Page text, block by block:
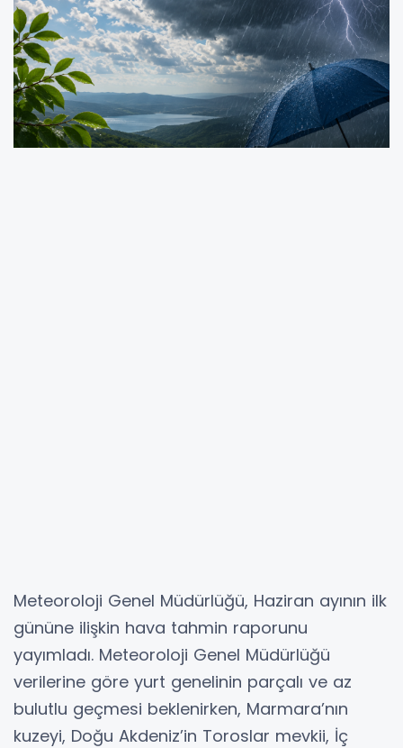
Meteoroloji Genel Müdürlüğü, Haziran ayının ilk
gününe ilişkin hava tahmin raporunu
yayımladı. Meteoroloji Genel Müdürlüğü
verilerine göre yurt genelinin parçalı ve az
bulutlu geçmesi beklenirken, Marmara’nın
kuzeyi, Doğu Akdeniz’in Toroslar mevkii, İç